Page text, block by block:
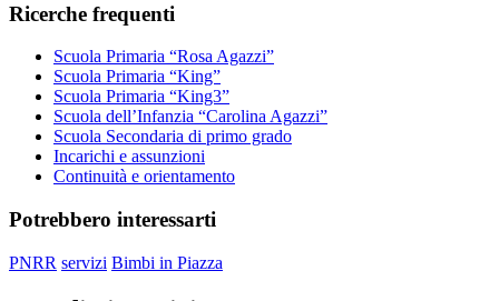
Ricerche frequenti
Scuola Primaria “Rosa Agazzi”
Scuola Primaria “King”
Scuola Primaria “King3”
Scuola dell’Infanzia “Carolina Agazzi”
Scuola Secondaria di primo grado
Incarichi e assunzioni
Continuità e orientamento
Potrebbero interessarti
PNRR servizi Bimbi in Piazza